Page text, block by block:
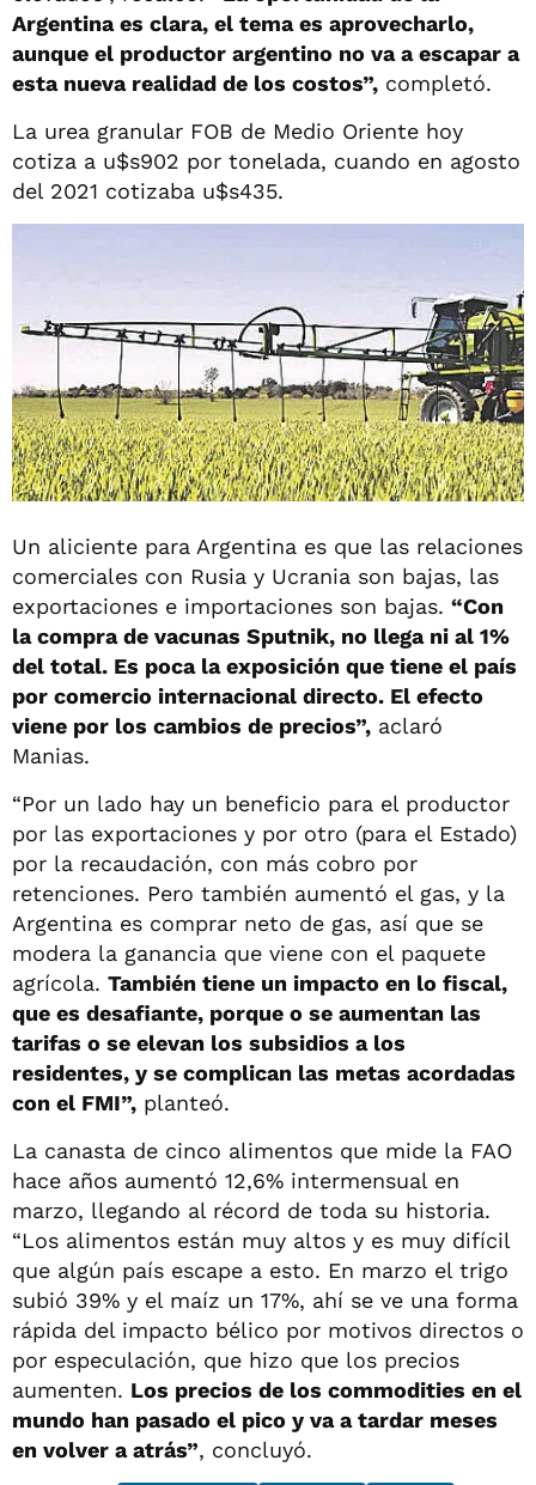
Argentina es clara, el tema es aprovecharlo,
aunque el productor argentino no va a escapar a
esta nueva realidad de los costos”, completó.
La urea granular FOB de Medio Oriente hoy
cotiza a u$s902 por tonelada, cuando en agosto
del 2021 cotizaba u$s435.
Un aliciente para Argentina es que las relaciones
comerciales con Rusia y Ucrania son bajas, las
exportaciones e importaciones son bajas. “Con
la compra de vacunas Sputnik, no llega ni al 1%
del total. Es poca la exposición que tiene el país
por comercio internacional directo. El efecto
viene por los cambios de precios”, aclaró
Manias.
“Por un lado hay un beneficio para el productor
por las exportaciones y por otro (para el Estado)
por la recaudación, con más cobro por
retenciones. Pero también aumentó el gas, y la
Argentina es comprar neto de gas, así que se
modera la ganancia que viene con el paquete
agrícola. También tiene un impacto en lo fiscal,
que es desafiante, porque o se aumentan las
tarifas o se elevan los subsidios a los
residentes, y se complican las metas acordadas
con el FMI”, planteó.
La canasta de cinco alimentos que mide la FAO
hace años aumentó 12,6% intermensual en
marzo, llegando al récord de toda su historia.
“Los alimentos están muy altos y es muy difícil
que algún país escape a esto. En marzo el trigo
subió 39% y el maíz un 17%, ahí se ve una forma
rápida del impacto bélico por motivos directos o
por especulación, que hizo que los precios
aumenten. Los precios de los commodities en el
mundo han pasado el pico y va a tardar meses
en volver a atrás”, concluyó.